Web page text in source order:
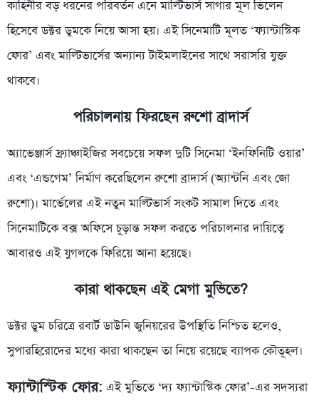
কাহিনীর বড় ধরনের পরিবর্তন এনে মাল্টিভার্স সাগার মূল ভিলেন
হিসেবে ডক্টর ডুমকে নিয়ে আসা হয়। এই সিনেমাটি মূলত ‘ফ্যান্টাস্টিক
ফোর’ এবং মাল্টিভার্সের অন্যান্য টাইমলাইনের সাথে সরাসরি যুক্ত
থাকবে।
পরিচালনায় ফিরছেন রুশো ব্রাদার্স
অ্যাভেঞ্জার্স ফ্র্যাঞ্চাইজির সবচেয়ে সফল দুটি সিনেমা ‘ইনফিনিটি ওয়ার’
এবং ‘এন্ডগেম’ নির্মাণ করেছিলেন রুশো ব্রাদার্স (অ্যান্টনি এবং জো
রুশো)। মার্ভেলের এই নতুন মাল্টিভার্স সংকট সামাল দিতে এবং
সিনেমাটিকে বক্স অফিসে চূড়ান্ত সফল করতে পরিচালনার দায়িত্বে
আবারও এই যুগলকে ফিরিয়ে আনা হয়েছে।
কারা থাকছেন এই মেগা মুভিতে?
ডক্টর ডুম চরিত্রে রবার্ট ডাউনি জুনিয়রের উপস্থিতি নিশ্চিত হলেও,
সুপারহিরোদের মধ্যে কারা থাকছেন তা নিয়ে রয়েছে ব্যাপক কৌতূহল।
ফ্যান্টাস্টিক ফোর: এই মুভিতে ‘দ্য ফ্যান্টাস্টিক ফোর’-এর সদস্যরা